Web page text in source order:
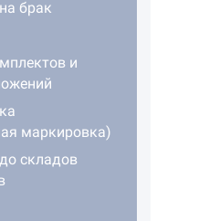
брак
и
маркировка)
складов